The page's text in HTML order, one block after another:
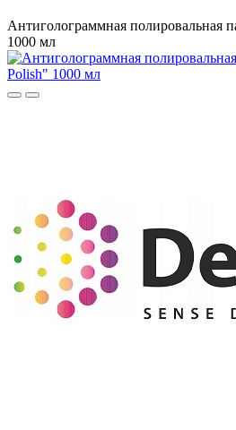
Антиголограммная полировальная
1000 мл